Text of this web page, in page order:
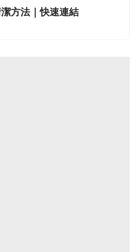
方法｜快速連結